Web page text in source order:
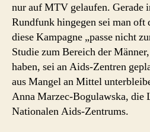
nur auf MTV gelaufen.
Rundfunk hingegen sei man oft
diese Kampagne „passe nicht
Studie zum Bereich der
haben, sei an Aids-Zentren
aus Mangel an Mittel
Anna Marzec-Bogulawska, die
Nationalen Aids-Zentrums.